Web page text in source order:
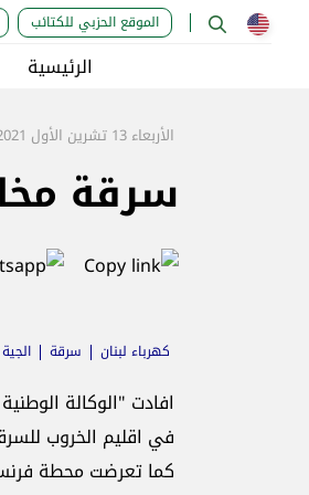
الموقع الحزبي للكتائب
الرئيسية
الأربعاء 13 تشرين الأول 2021 14:28:59
سرقة
كهرباء لبنان سرقة الجية
افادت "الوكالة
في اقليم الخروب
كما تعرضت محطة